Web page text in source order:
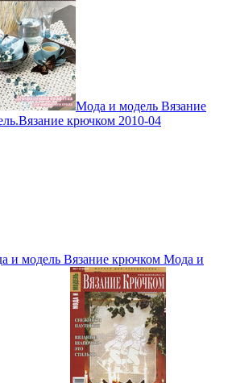
Мода и модель Вязание
крючком 2010-04
и модель Вязание крючком Мода и